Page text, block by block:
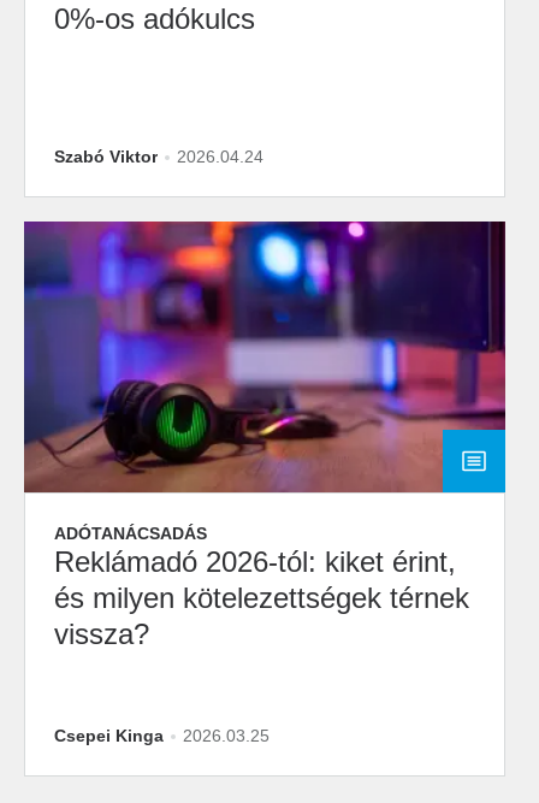
0%-os adókulcs
Szabó Viktor 2026.04.24
ADÓTANÁCSADÁS
Reklámadó 2026-tól: kiket érint,
és milyen kötelezettségek térnek
vissza?
Csepei Kinga 2026.03.25